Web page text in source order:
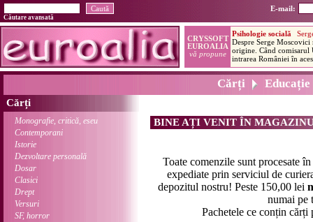
E-mail:
Căutare avansată
Cărți Educație
Cărți
Monografie, critică, eseu
Contemporani
Istorie
Dezvoltare personală
Dosar
Clasici
Drept
Versuri
SF, horror
BINE AȚI VENIT ÎN
Toate comenzile sunt procesate în
expediate prin serviciul de
depozitul nostru! Peste 150,00 lei
numai pe
Pachetele ce conțin cărți